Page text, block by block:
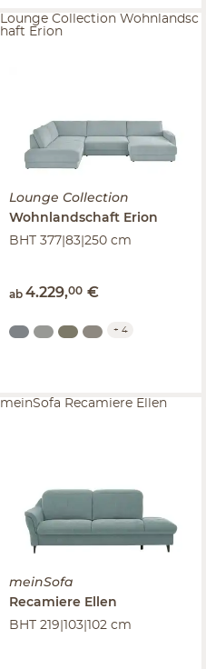
Lounge Collection
Wohnlandschaft Erion
BHT 377|83|250 cm
ab 4.229,00 €
Lounge Collection Wohnlandsc
haft Erion
+ 4
meinSofa
Recamiere Ellen
BHT 219|103|102 cm
meinSofa Recamiere Ellen